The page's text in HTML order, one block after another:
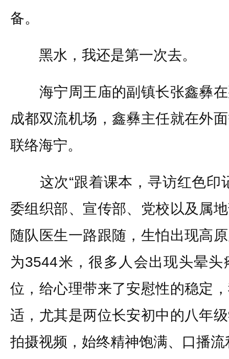
备。
黑水，我还是第一次去。
海宁周王庙的副镇长张鑫彝在
成都双流机场，鑫彝主任就在外
联络海宁。
这次“跟着课本，寻访红色印
委组织部、宣传部、党校以及属
随队医生一路跟随，生怕出现高
为3544米，很多人会出现头晕
位，给心理带来了安慰性的稳定
适，尤其是两位长安初中的八年
拍摄视频，始终精神饱满、口播流